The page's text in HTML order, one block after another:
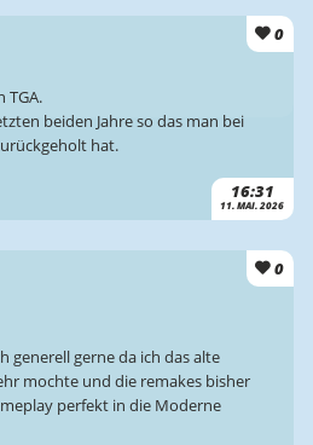
0
16:31
11. MAI. 2026
TGA.
beiden Jahre so das man bei
hat.
0
generell gerne da ich das alte
mochte und die remakes bisher
perfekt in die Moderne